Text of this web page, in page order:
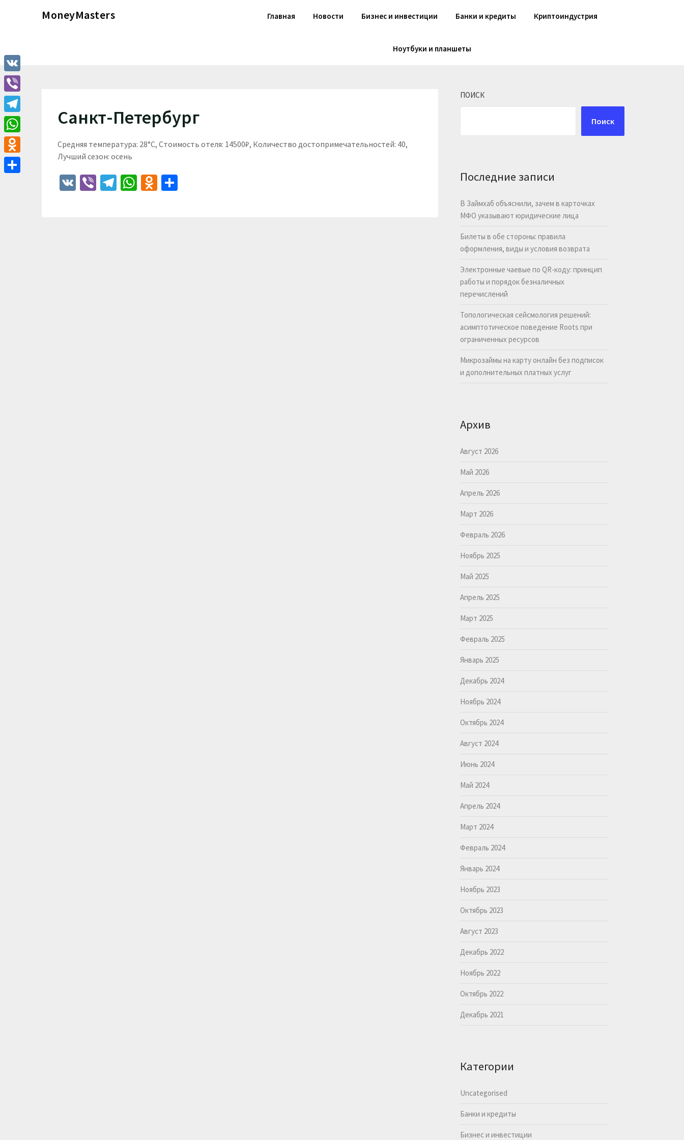
MoneyMasters Главная Новости Бизнес и инвестиции Банки и кредиты Криптоиндустрия
Ноутбуки и планшеты
Санкт-Петербург
Средняя температура: 28°C, Стоимость отеля: 14500₽, Количество достопримечательностей: 40,
Лучший сезон: осень
VK ViberTelegram
WhatsApp
Odnoklassniki
ПОИСК
Поиск
Последние записи
В Займхаб объяснили, зачем в карточках
МФО указывают юридические лица
Билеты в обе стороны: правила
оформления, виды и условия возврата
Электронные чаевые по QR-коду: принцип
работы и порядок безналичных
перечислений
Топологическая сейсмология решений:
асимптотическое поведение Roots при
ограниченных ресурсов
Микрозаймы на карту онлайн без подписок
и дополнительных платных услуг
Архив
Август 2026
Май 2026
Апрель 2026
Март 2026
Февраль 2026
Ноябрь 2025
Май 2025
Апрель 2025
Март 2025
Февраль 2025
Январь 2025
Декабрь 2024
Ноябрь 2024
Октябрь 2024
Август 2024
Июнь 2024
Май 2024
Апрель 2024
Март 2024
Февраль 2024
Январь 2024
Ноябрь 2023
Октябрь 2023
Август 2023
Декабрь 2022
Ноябрь 2022
Октябрь 2022
Декабрь 2021
Категории
Uncategorised
Банки и кредиты
Бизнес и инвестиции
VK
Viber
Telegram
WhatsApp
Odnoklassniki